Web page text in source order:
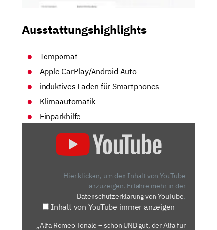
Ausstattungshighlights
Tempomat
Apple CarPlay/Android Auto
induktives Laden für Smartphones
Klimaautomatik
Einparkhilfe
Hier klicken, um den Inhalt von YouTube
anzuzeigen. Erfahre mehr in der
Datenschutzerklärung von YouTube.
Inhalt von YouTube immer anzeigen
„Alfa Romeo Tonale – schön UND gut, der Alfa für